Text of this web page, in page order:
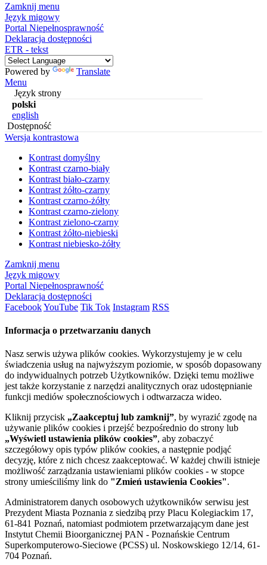
Zamknij menu
Język migowy
Portal Niepełnosprawność
Deklaracja dostępności
ETR - tekst
Powered by
Translate
Menu
Język strony
polski
english
Dostępność
Wersja kontrastowa
Kontrast domyślny
Kontrast czarno-biały
Kontrast biało-czarny
Kontrast żółto-czarny
Kontrast czarno-żółty
Kontrast czarno-zielony
Kontrast zielono-czarny
Kontrast żółto-niebieski
Kontrast niebiesko-żółty
Zamknij menu
Język migowy
Portal Niepełnosprawność
Deklaracja dostępności
FacebookYouTube Tik Tok Instagram RSS
Informacja o przetwarzaniu danych
Nasz serwis używa plików cookies. Wykorzystujemy je w celu
świadczenia usług na najwyższym poziomie, w sposób dopasowany
do indywidualnych potrzeb Użytkowników. Dzięki temu możliwe
jest także korzystanie z narzędzi analitycznych oraz udostępnianie
funkcji mediów społecznościowych i odtwarzacza wideo.
Kliknij przycisk „Zaakceptuj lub zamknij”, by wyrazić zgodę na
używanie plików cookies i przejść bezpośrednio do strony lub
„Wyświetl ustawienia plików cookies”, aby zobaczyć
szczegółowy opis typów plików cookies, a następnie podjąć
decyzję, które z nich chcesz zaakceptować. W każdej chwili istnieje
możliwość zarządzania ustawieniami plików cookies - w stopce
strony umieściliśmy link do "Zmień ustawienia Cookies".
Administratorem danych osobowych użytkowników serwisu jest
Prezydent Miasta Poznania z siedzibą przy Placu Kolegiackim 17,
61-841 Poznań, natomiast podmiotem przetwarzającym dane jest
Instytut Chemii Bioorganicznej PAN - Poznańskie Centrum
Superkomputerowo-Sieciowe (PCSS) ul. Noskowskiego 12/14, 61-
704 Poznań.